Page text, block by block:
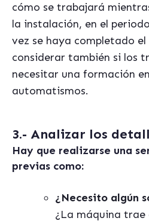
cómo se trabajará
la instalación, en el
vez se haya completado el
considerar también si los
necesitar una formación
automatismos.
3.- Analizar los
Hay que realizarse una
previas como:
¿Necesito algún
¿La máquina trae